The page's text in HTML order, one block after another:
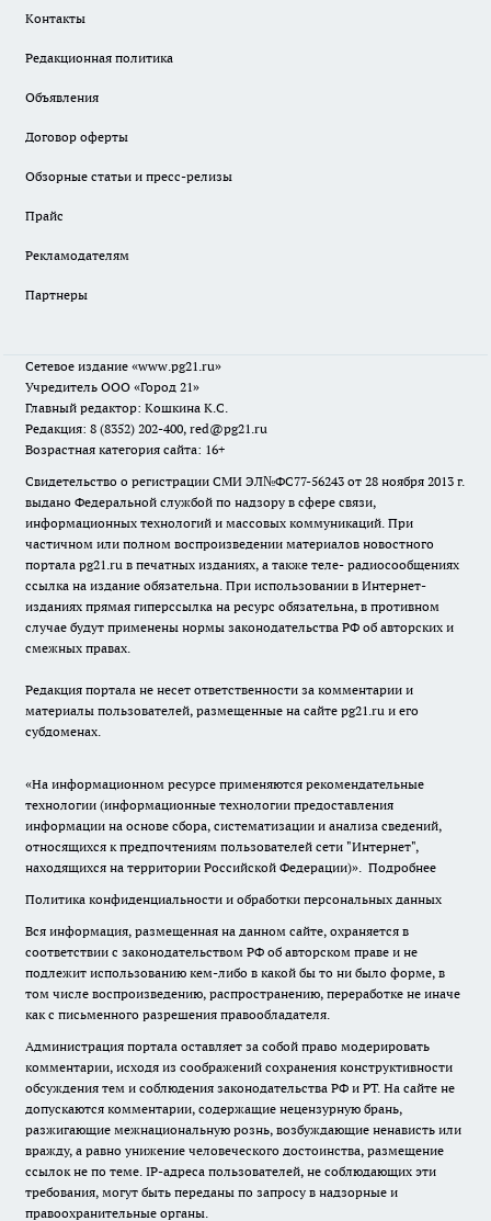
Контакты
Редакционная политика
Объявления
Договор оферты
Обзорные статьи и пресс-релизы
Прайс
Рекламодателям
Партнеры
Сетевое издание «www.pg21.ru»
Учредитель ООО «Город 21»
Главный редактор: Кошкина К.С.
Редакция: 8 (8352) 202-400, red@pg21.ru
Возрастная категория сайта: 16+
Свидетельство о регистрации СМИ ЭЛ№ФС77-56243 от 28 ноября 2013 г.
выдано Федеральной службой по надзору в сфере связи,
информационных технологий и массовых коммуникаций. При
частичном или полном воспроизведении материалов новостного
портала pg21.ru в печатных изданиях, а также теле- радиосообщениях
ссылка на издание обязательна. При использовании в Интернет-
изданиях прямая гиперссылка на ресурс обязательна, в противном
случае будут применены нормы законодательства РФ об авторских и
смежных правах.
Редакция портала не несет ответственности за комментарии и
материалы пользователей, размещенные на сайте pg21.ru и его
субдоменах.
«На информационном ресурсе применяются рекомендательные
технологии (информационные технологии предоставления
информации на основе сбора, систематизации и анализа сведений,
относящихся к предпочтениям пользователей сети "Интернет",
находящихся на территории Российской Федерации)». Подробнее
Политика конфиденциальности и обработки персональных данных
Вся информация, размещенная на данном сайте, охраняется в
соответствии с законодательством РФ об авторском праве и не
подлежит использованию кем-либо в какой бы то ни было форме, в
том числе воспроизведению, распространению, переработке не иначе
как с письменного разрешения правообладателя.
Администрация портала оставляет за собой право модерировать
комментарии, исходя из соображений сохранения конструктивности
обсуждения тем и соблюдения законодательства РФ и РТ. На сайте не
допускаются комментарии, содержащие нецензурную брань,
разжигающие межнациональную рознь, возбуждающие ненависть или
вражду, а равно унижение человеческого достоинства, размещение
ссылок не по теме. IP-адреса пользователей, не соблюдающих эти
требования, могут быть переданы по запросу в надзорные и
правоохранительные органы.